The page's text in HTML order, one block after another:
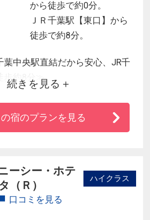
から徒歩で約0分。
ＪＲ千葉駅【東口】から
徒歩で約8分。
中央駅直結だから安心、JR千
歩約8分≫
ーリゾート（Ｒ）グッドネイバ
へ無料送迎有（予約先着順）
ッピング、グルメが楽しめる複
続きを見る
宿のプランを見る
ーシー・ホテ
（Ｒ）
ハイクラス
口コミを見る